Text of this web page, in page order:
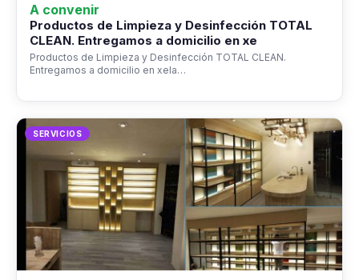
A convenir
Productos de Limpieza y Desinfección TOTAL
CLEAN. Entregamos a domicilio en xe
Productos de Limpieza y Desinfección TOTAL CLEAN.
Entregamos a domicilio en xela…
SERVICIOS